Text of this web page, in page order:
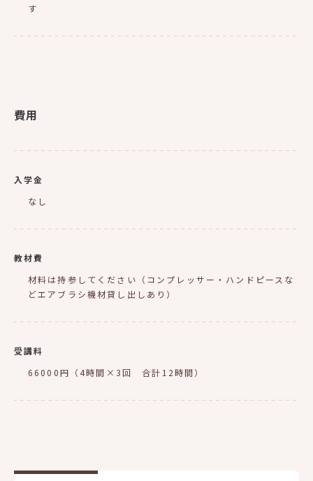
す
費用
入学金
なし
教材費
材料は持参してください（コンプレッサー・ハンドピースな
どエアブラシ機材貸し出しあり）
受講料
66000円（4時間×3回 合計12時間）